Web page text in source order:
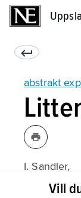
abstrakt
I. Sandler,
Abstract
Vill